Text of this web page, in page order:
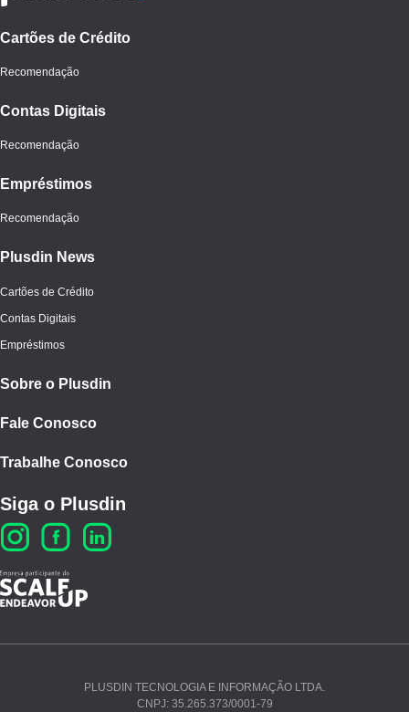
Ao continuar navegando, você concorda com nossos
Cartões de Crédito
Recomendação
Contas Digitais
Recomendação
Empréstimos
Recomendação
Plusdin News
Cartões de Crédito
Contas Digitais
Empréstimos
Sobre o Plusdin
Fale Conosco
Trabalhe Conosco
Siga o Plusdin
PLUSDIN TECNOLOGIA E INFORMAÇÃO LTDA.
CNPJ: 35.265.373/0001-79